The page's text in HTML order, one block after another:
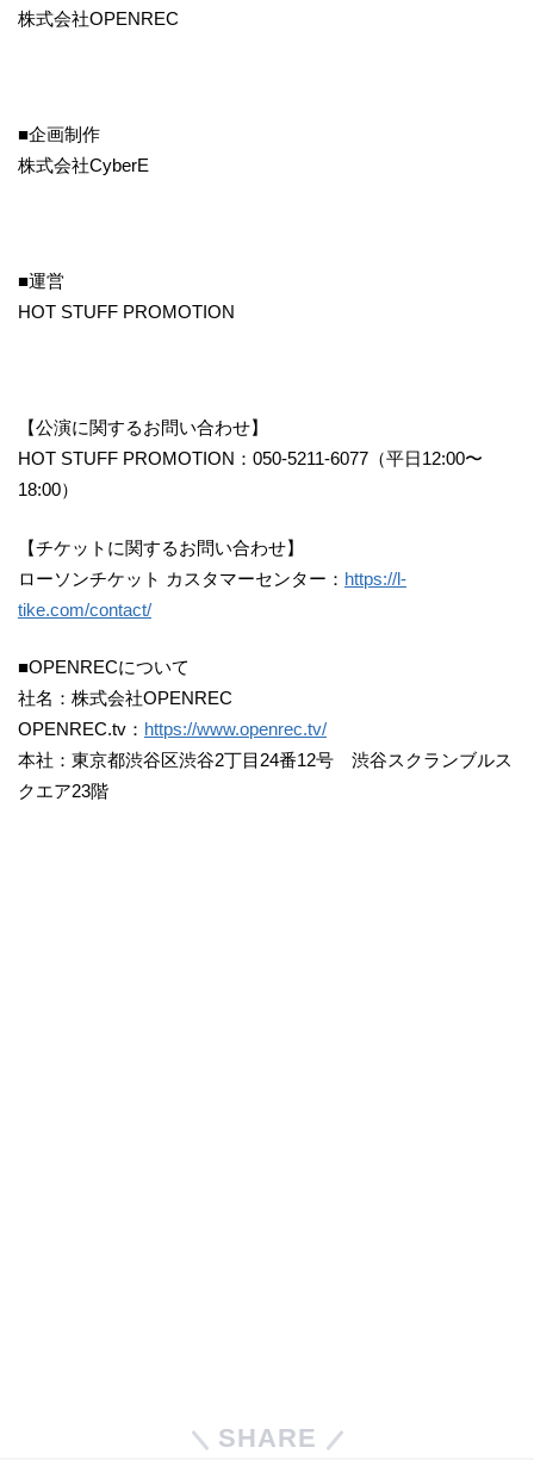
株式会社OPENREC
■企画制作
株式会社CyberE
■運営
HOT STUFF PROMOTION
【公演に関するお問い合わせ】
HOT STUFF PROMOTION：050-5211-6077（平日12:00〜
18:00）
【チケットに関するお問い合わせ】
ローソンチケット カスタマーセンター： https://l-
tike.com/contact/
■OPENRECについて
社名：株式会社OPENREC
OPENREC.tv： https://www.openrec.tv/
本社：東京都渋谷区渋谷2丁目24番12号 渋谷スクランブルス
クエア23階
SHARE